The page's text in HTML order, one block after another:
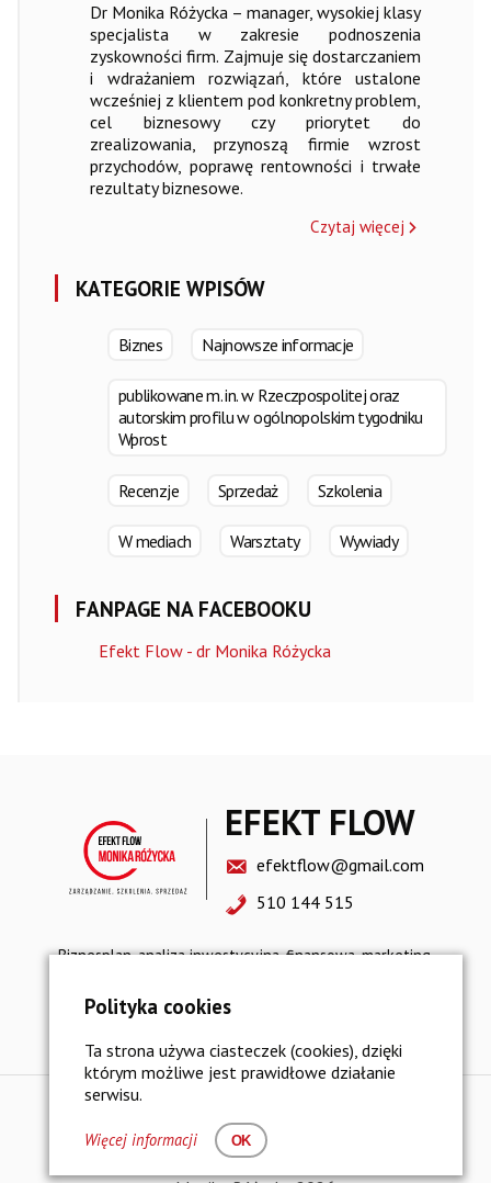
Dr Monika Różycka – manager, wysokiej klasy
specjalista w zakresie podnoszenia
zyskowności firm. Zajmuje się dostarczaniem
i wdrażaniem rozwiązań, które ustalone
wcześniej z klientem pod konkretny problem,
cel biznesowy czy priorytet do
zrealizowania, przynoszą firmie wzrost
przychodów, poprawę rentowności i trwałe
rezultaty biznesowe.
Czytaj więcej
KATEGORIE WPISÓW
Biznes Najnowsze informacje
publikowane m. in. w Rzeczpospolitej oraz
autorskim profilu w ogólnopolskim tygodniku
Wprost
Recenzje Sprzedaż Szkolenia
W mediach Warsztaty Wywiady
FANPAGE NA FACEBOOKU
Efekt Flow - dr Monika Różycka
EFEKT FLOW
efektflow@gmail.com
510 144 515
Biznesplan, analiza inwestycyjna, finansowa, marketing,
Polityka prywatności i bezpieczeństwo danych
Polityka cookies
Ta strona używa ciasteczek (cookies), dzięki
którym możliwe jest prawidłowe działanie
serwisu.
Więcej informacji OK